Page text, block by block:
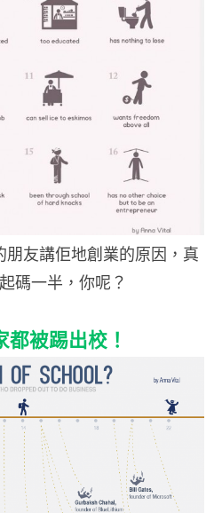
友講佢地創業的原因，真
碼一半，你呢？
被踢出校！